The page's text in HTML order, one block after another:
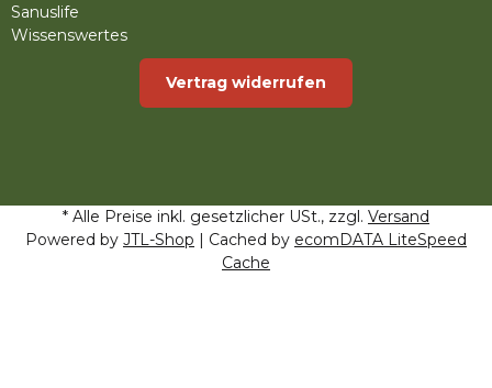
Sanuslife
Wissenswertes
Vertrag widerrufen
* Alle Preise inkl. gesetzlicher USt., zzgl. Versand
Powered by JTL-Shop | Cached by ecomDATA LiteSpeed
Cache